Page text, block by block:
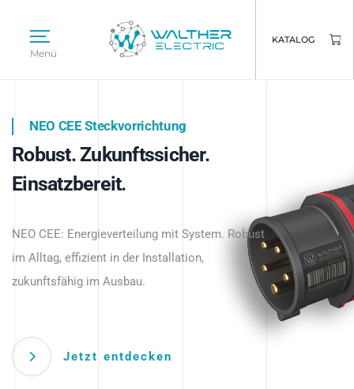
Menü
KATALOG
Intelligente Stromverteilung
beginnt hier.
NEO CEE Steckvorrichtung
Robust. Zukunftssicher.
Einsatzbereit.
NEO CEE: Energieverteilung mit System. Robust
im Alltag, effizient in der Installation,
zukunftsfähig im Ausbau.
Jetzt entdecken
Intelligenz trifft Energie.
Anwendungen – robust, IP-geschützt und
zukunftsfähig.